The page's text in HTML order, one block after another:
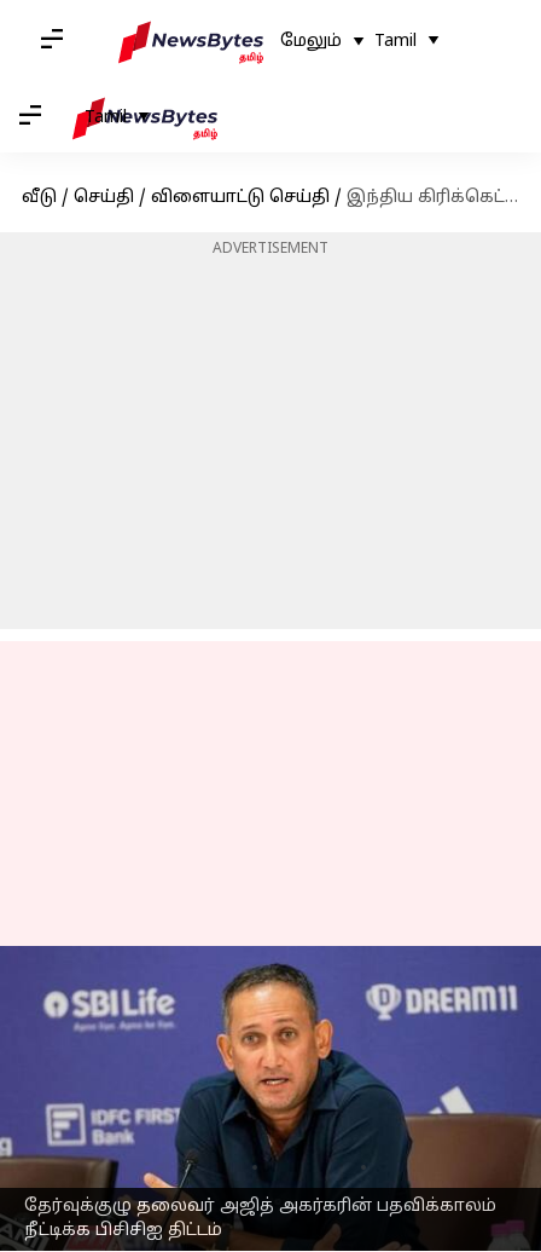
மேலும் Tamil
Tamil
வீடு / செய்தி / விளையாட்டு செய்தி / இந்திய கிரிக்கெட் அணியின் தேர்வுக்குழு தலைவர் அஜித் அகர்கரின் பதவிக்காலம் நீட்டிப்பு என தகவல்
ADVERTISEMENT
தேர்வுக்குழு தலைவர் அஜித் அகர்கரின் பதவிக்காலம்
நீட்டிக்க பிசிசிஐ திட்டம்
இந்திய கிரிக்கெட்
அணியின் தேர்வுக்குழு
தலைவர் அஜித்
அகர்கரின் பதவிக்காலம்
நீட்டிப்பு என தகவல்
எழுதியவர் Sekar Chinnappan Aug 21, 2025
செய்தி முன்னோட்டம்